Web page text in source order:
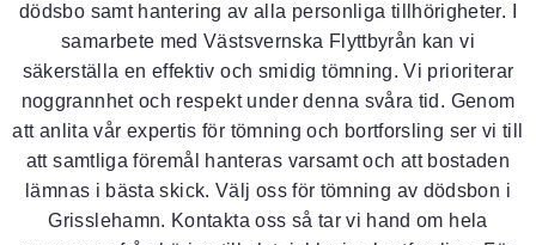
dödsbo samt hantering av alla personliga tillhörigheter. I
samarbete med Västsvernska Flyttbyrån kan vi
säkerställa en effektiv och smidig tömning. Vi prioriterar
noggrannhet och respekt under denna svåra tid. Genom
att anlita vår expertis för tömning och bortforsling ser vi till
att samtliga föremål hanteras varsamt och att bostaden
lämnas i bästa skick. Välj oss för tömning av dödsbon i
Grisslehamn. Kontakta oss så tar vi hand om hela